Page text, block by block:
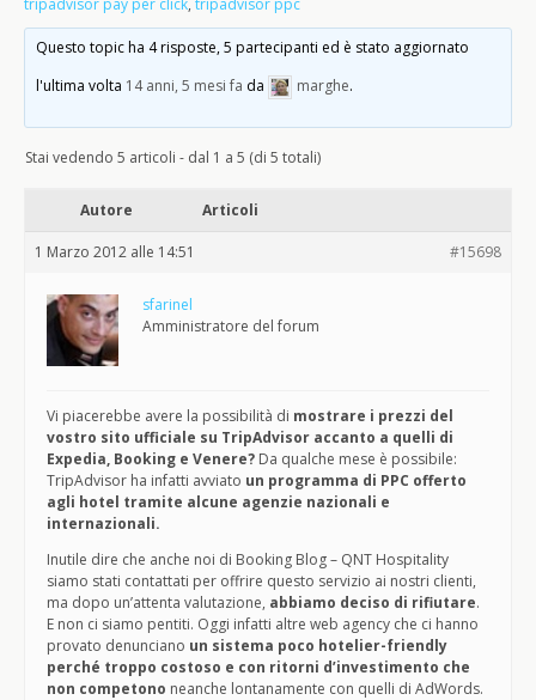
tripadvisor pay per click, tripadvisor ppc
Questo topic ha 4 risposte, 5 partecipanti ed è stato aggiornato
l'ultima volta 14 anni, 5 mesi fa da marghe.
Stai vedendo 5 articoli - dal 1 a 5 (di 5 totali)
Autore Articoli
1 Marzo 2012 alle 14:51 #15698
sfarinel
Amministratore del forum
Vi piacerebbe avere la possibilità di mostrare i prezzi del
vostro sito ufficiale su TripAdvisor accanto a quelli di
Expedia, Booking e Venere? Da qualche mese è possibile:
TripAdvisor ha infatti avviato un programma di PPC offerto
agli hotel tramite alcune agenzie nazionali e
internazionali.
Inutile dire che anche noi di Booking Blog – QNT Hospitality
siamo stati contattati per offrire questo servizio ai nostri clienti,
ma dopo un’attenta valutazione, abbiamo deciso di rifiutare.
E non ci siamo pentiti. Oggi infatti altre web agency che ci hanno
provato denunciano un sistema poco hotelier-friendly
perché troppo costoso e con ritorni d’investimento che
non competono neanche lontanamente con quelli di AdWords.